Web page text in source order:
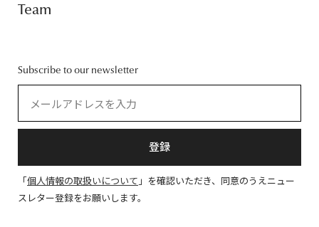
Team
Subscribe to our newsletter
登録
「個人情報の取扱いについて 」を確認いただき、同意のうえニュー
スレター登録をお願いします。